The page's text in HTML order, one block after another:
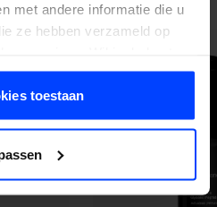
met andere informatie die u
ze hebben verzameld op
voor alle cookies. Meer
je in onze Privacy Policy.
toestaan